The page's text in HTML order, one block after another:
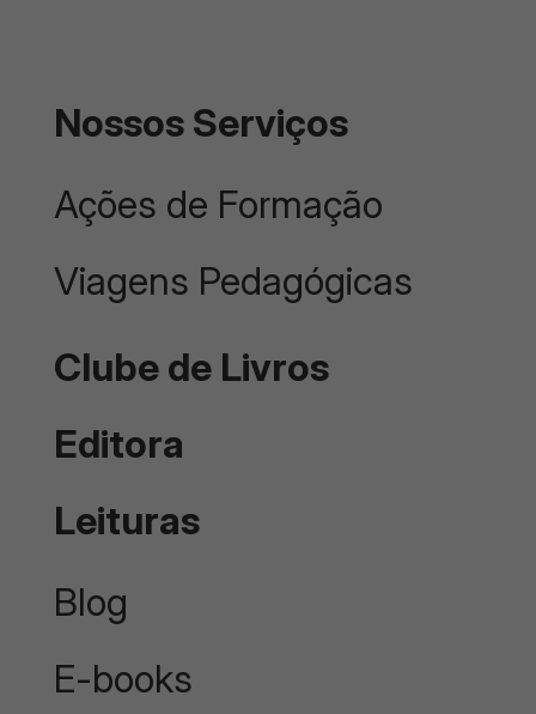
Nossos Serviços
Ações de Formação
Viagens Pedagógicas
Clube de Livros
Editora
Leituras
Blog
E-books